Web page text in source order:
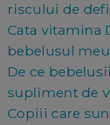
riscului de
Cata vitamina
bebelusul
De ce
supliment de
Copiii care